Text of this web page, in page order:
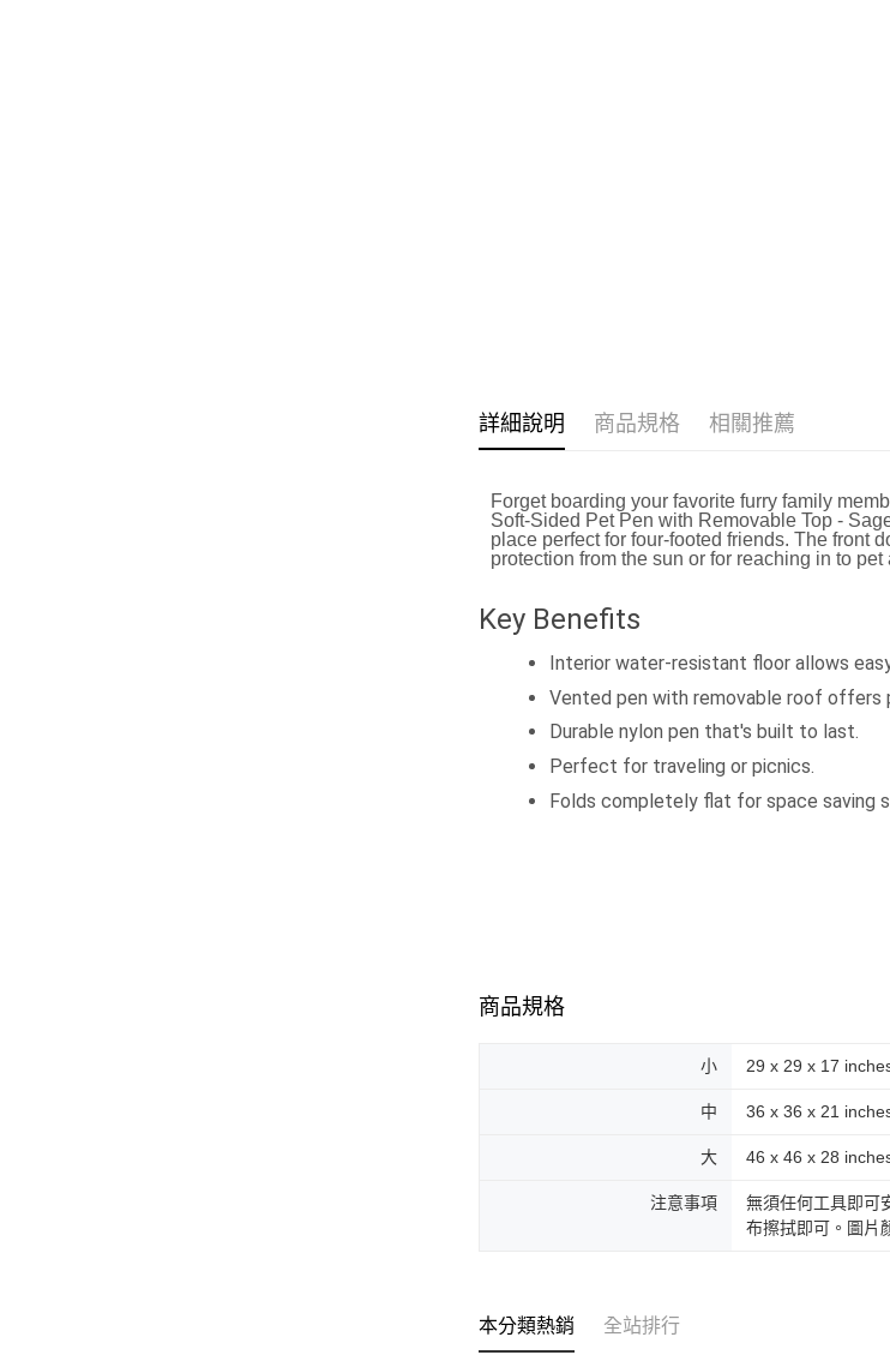
詳細說明 商品規格 相關推薦
Forget boarding your favorite furry family
Soft-Sided Pet Pen with Removable Top -
place perfect for four-footed friends. The front
protection from the sun or for reaching in to
Key Benefits
Interior water-resistant floor allows
Vented pen with removable roof offers
Durable nylon pen that's built to last.
Perfect for traveling or picnics.
Folds completely flat for space saving
商品規格
小 29 x 29 x 17
中 36 x 36 x 21
大 46 x 46 x 28
注意事項
無須任何工具即可
布擦拭即可。圖片
本分類熱銷 全站排行